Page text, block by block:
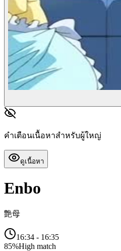
คำเตือนเนื้อหาสำหรับผู้ใหญ่
ดูเนื้อหา
Enbo
艶母
16:34 - 16:35
85%High match